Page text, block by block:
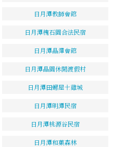
日月潭教師會館
日月潭槐石園合法民宿
日月潭晶澤會館
日月潭晶園休閒渡假村
日月潭田螺屋土雞城
日月潭明潭民宿
日月潭桃源谷民宿
日月潭和菓森林